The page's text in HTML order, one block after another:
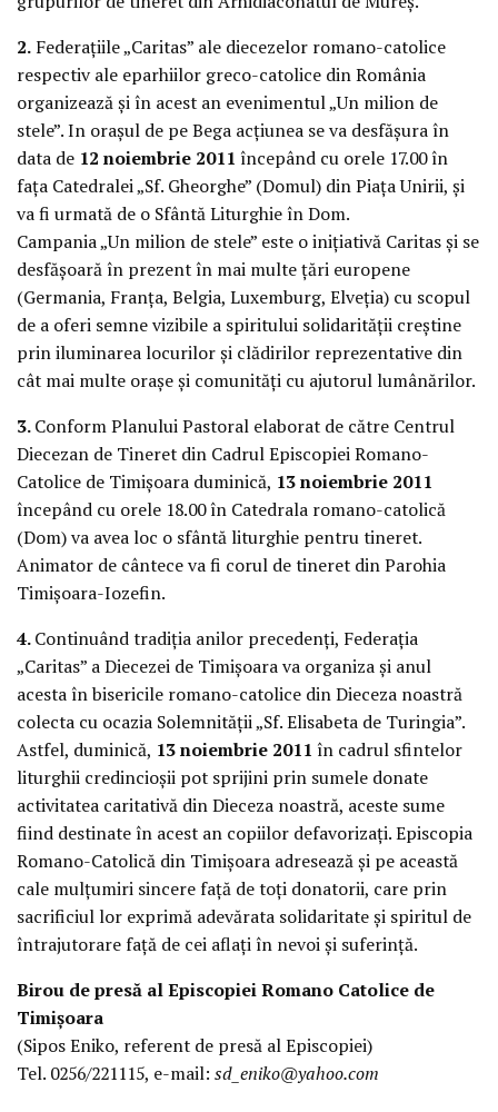
2. Federaţiile „Caritas” ale diecezelor romano-catolice
respectiv ale eparhiilor greco-catolice din România
organizează şi în acest an evenimentul „Un milion de
stele”. In oraşul de pe Bega acţiunea se va desfăşura în
data de 12 noiembrie 2011 începând cu orele 17.00 în
faţa Catedralei „Sf. Gheorghe” (Domul) din Piaţa Unirii, şi
va fi urmată de o Sfântă Liturghie în Dom.
Campania „Un milion de stele” este o iniţiativă Caritas şi se
desfăşoară în prezent în mai multe ţări europene
(Germania, Franţa, Belgia, Luxemburg, Elveţia) cu scopul
de a oferi semne vizibile a spiritului solidarităţii creştine
prin iluminarea locurilor şi clădirilor reprezentative din
cât mai multe oraşe şi comunităţi cu ajutorul lumânărilor.
3.Conform Planului Pastoral elaborat de către Centrul
Diecezan de Tineret din Cadrul Episcopiei Romano-
Catolice de Timişoara duminică, 13 noiembrie 2011
începând cu orele 18.00 în Catedrala romano-catolică
(Dom) va avea loc o sfântă liturghie pentru tineret.
Animator de cântece va fi corul de tineret din Parohia
Timişoara-Iozefin.
4.Continuând tradiţia anilor precedenţi, Federaţia
„Caritas” a Diecezei de Timişoara va organiza şi anul
acesta în bisericile romano-catolice din Dieceza noastră
colecta cu ocazia Solemnităţii „Sf. Elisabeta de Turingia”.
Astfel, duminică, 13 noiembrie 2011 în cadrul sfintelor
liturghii credincioşii pot sprijini prin sumele donate
activitatea caritativă din Dieceza noastră, aceste sume
fiind destinate în acest an copiilor defavorizaţi. Episcopia
Romano-Catolică din Timişoara adresează şi pe această
cale mulţumiri sincere faţă de toţi donatorii, care prin
sacrificiul lor exprimă adevărata solidaritate şi spiritul de
întrajutorare faţă de cei aflaţi în nevoi şi suferinţă.
Birou de presă al Episcopiei Romano Catolice de
Timişoara
(Sipos Eniko, referent de presă al Episcopiei)
Tel. 0256/221115, e-mail: sd_eniko@yahoo.com